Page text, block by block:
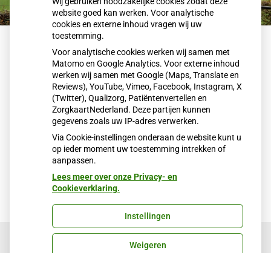
Terug naar overzicht
Koningsdag gesloten
Dinsdag 27 april is Schut Huisartsen gesloten.
De huisartsenpost in Tiel is bereikbaar voor spoedgevallen.
Publicatiedatum:19-12-2021
website goed kan werken. Voor analytische
cookies en externe inhoud vragen wij uw
toestemming.
Voor analytische cookies werken wij samen met
Matomo en Google Analytics. Voor externe inhoud
werken wij samen met Google (Maps, Translate en
Reviews), YouTube, Vimeo, Facebook, Instagram, X
(Twitter), Qualizorg, Patiëntenvertellen en
ZorgkaartNederland. Deze partijen kunnen
gegevens zoals uw IP-adres verwerken.
Via Cookie-instellingen onderaan de website kunt u
op ieder moment uw toestemming intrekken of
aanpassen.
Lees meer over onze Privacy- en
Cookieverklaring.
Instellingen
Weigeren